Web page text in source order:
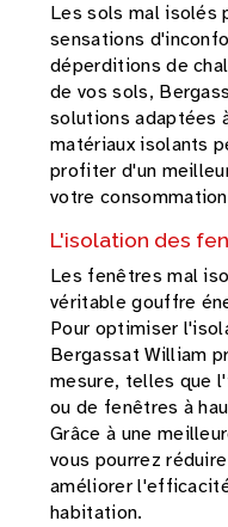
Les sols mal isolés
sensations
déperditions de
de vos sols,
solutions adaptées
matériaux isolants
profiter d'un
votre
L'isolation des
Les fenêtres mal
véritable gouffre
Pour optimiser
Bergassat William
mesure, telles que
ou de fenêtres à
Grâce à une
vous pourrez
améliorer
habitation.